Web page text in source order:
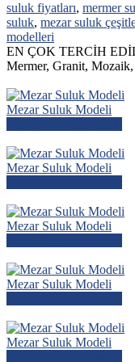
suluk fiyatları, mermer
suluk, mezar suluk
modelleri
EN ÇOK TERCİH
Mermer, Granit,
Mezar Suluk Modeli
Mezar Suluk Modeli
Mezar Suluk Modeli
Mezar Suluk Modeli
Mezar Suluk Modeli